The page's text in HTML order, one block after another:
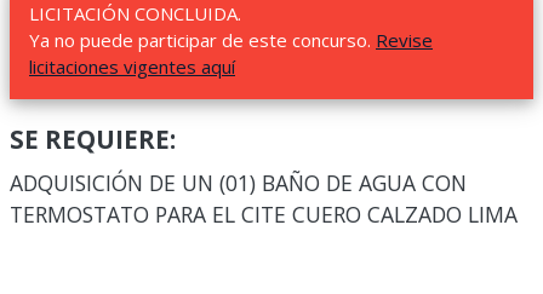
LICITACIÓN CONCLUIDA.
Ya no puede participar de este concurso. Revise
licitaciones vigentes aquí
SE REQUIERE:
ADQUISICIÓN DE UN (01) BAÑO DE AGUA CON
TERMOSTATO PARA EL CITE CUERO CALZADO LIMA